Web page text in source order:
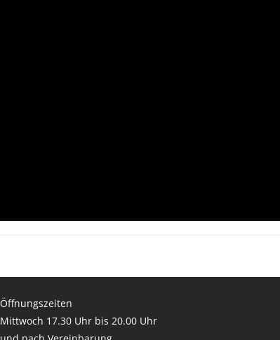
Öffnungszeiten
Mittwoch 17.30 Uhr bis 20.00 Uhr